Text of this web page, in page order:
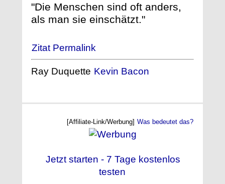
"Die Menschen sind oft anders,
als man sie einschätzt."
Zitat Permalink
Ray Duquette Kevin Bacon
[Affiliate-Link/Werbung] Was bedeutet das?
Jetzt starten - 7 Tage kostenlos
testen